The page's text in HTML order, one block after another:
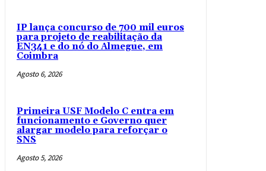
IP lança concurso de 700 mil euros
para projeto de reabilitação da
EN341 e do nó do Almegue, em
Coimbra
Agosto 6, 2026
Primeira USF Modelo C entra em
funcionamento e Governo quer
alargar modelo para reforçar o
SNS
Agosto 5, 2026